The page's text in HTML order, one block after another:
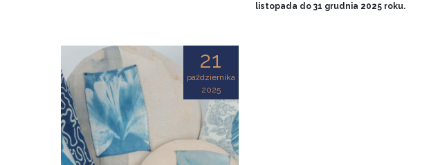
listopada do 31 grudnia 2025 roku.
21
października
2025